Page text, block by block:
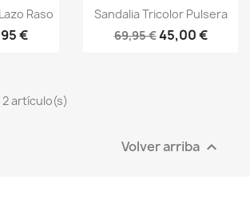
Raso
€
Vista rápida
Sandalia Tricolor Pulsera
69,95 €45,00 €
artículo(s)
Volver arriba 
de deseos